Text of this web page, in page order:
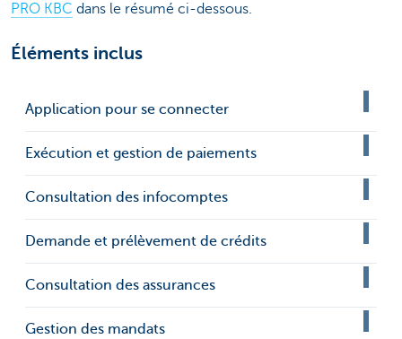
PRO KBC dans le résumé ci-dessous.
Éléments inclus
Application pour se connecter
Exécution et gestion de paiements
Consultation des infocomptes
Demande et prélèvement de crédits
Consultation des assurances
Gestion des mandats